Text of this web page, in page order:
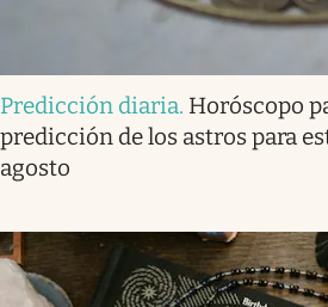
Predicción diaria. Horóscopo
predicción de los astros para
agosto